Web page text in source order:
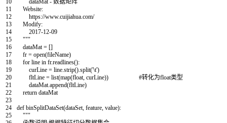
11
12
13
14
15
16
17
18
19
20
21
22
23
24
25
Website:
https://www.cuijiahua.com/
Modify:
2017-12-09
"""
dataMat = []
fr = open(fileName)
for line in fr.readlines():
curLine = line strip() split('\t')
fltLine = list(map(float curLine))
#转化为float类型
dataMat append(fltLine)
return dataMat
def binSplitDataSet(dataSet feature value):
"""